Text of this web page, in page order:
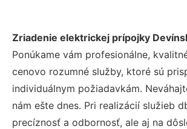
Zriadenie elektrickej prípojky
Ponúkame vám profesionálne,
cenovo rozumné služby, ktoré sú
individuálnym požiadavkám.
nám ešte dnes. Pri realizácií služieb
precíznosť a odbornosť, ale aj na